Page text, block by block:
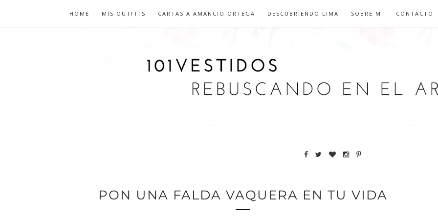
HOME MIS OUTFITS CARTAS A AMANCIO ORTEGA DESCUBRIENDO LIMA SOBRE MI CONTACTO
PON UNA FALDA VAQUERA EN TU VIDA